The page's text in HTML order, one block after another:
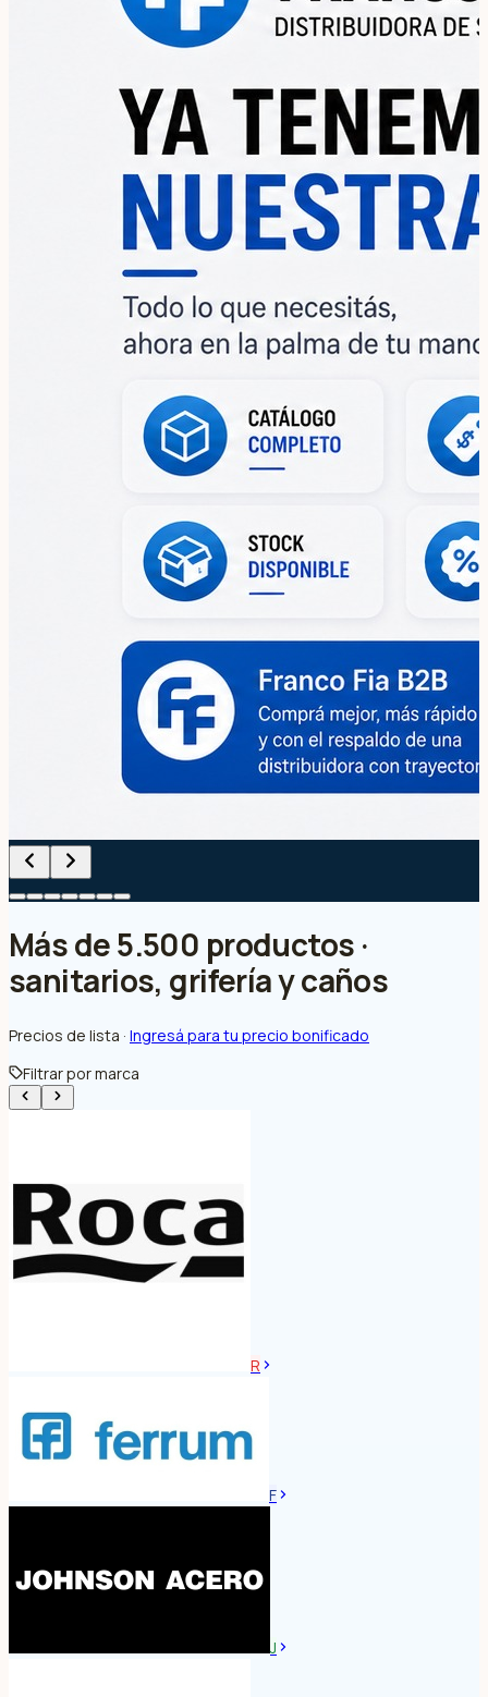
Más de 5.500 productos ·
sanitarios, grifería y caños
Precios de lista · Ingresá para tu precio bonificado
Filtrar por marca
R
F
J